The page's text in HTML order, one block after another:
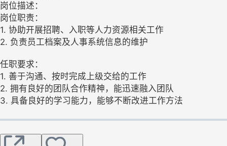
岗位描述：
岗位职责：
1. 协助开展招聘、入职等人力资源相关工作
2. 负责员工档案及人事系统信息的维护
任职要求：
1. 善于沟通、按时完成上级交给的工作
2. 拥有良好的团队合作精神，能迅速融入团队
3. 具备良好的学习能力，能够不断改进工作方法